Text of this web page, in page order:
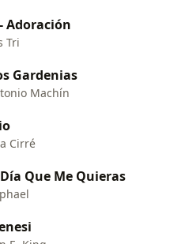
Adoración
Tri
Gardenias
Machín
Cirré
Que Me Quieras